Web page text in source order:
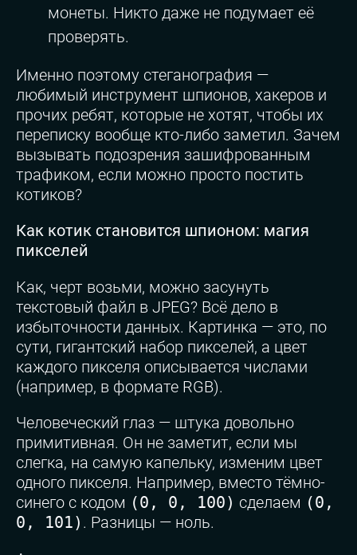
монеты. Никто даже не подумает её
проверять.
Именно поэтому стеганография —
любимый инструмент шпионов, хакеров и
прочих ребят, которые не хотят, чтобы их
переписку вообще кто-либо заметил. Зачем
вызывать подозрения зашифрованным
трафиком, если можно просто постить
котиков?
Как котик становится шпионом: магия
пикселей
Как, черт возьми, можно засунуть
текстовый файл в JPEG? Всё дело в
избыточности данных. Картинка — это, по
сути, гигантский набор пикселей, а цвет
каждого пикселя описывается числами
(например, в формате RGB).
Человеческий глаз — штука довольно
примитивная. Он не заметит, если мы
слегка, на самую капельку, изменим цвет
одного пикселя. Например, вместо тёмно-
синего с кодом (0, 0, 100) сделаем (0,
0, 101) . Разницы — ноль.